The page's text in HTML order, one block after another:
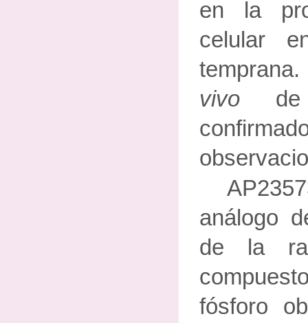
en la
celular
vivo
análogo
de la
fósforo